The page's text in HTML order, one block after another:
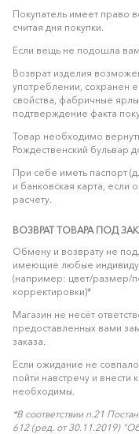
Покупатель имеет право
считая дня покупки.
Если вещь не подошла
Возврат изделия
употреблении, сохранен
свойства, фабричные
подтверждение факта
Товар необходимо
Рождественский бульвар
При себе иметь паспорт
и банковская карта, если
расчету.
ВОЗВРАТ ТОВАРА ПОД
Обмену и возврату не
имеющие любые
(например: цвет/размер/
корректировки)*
Магазин не несёт
предоставленных вами
заказа.
Если ожидание не
пойти навстречу и внести
необходимы.
*В соответствии п.21
612 (ред. от 30.11.2019)